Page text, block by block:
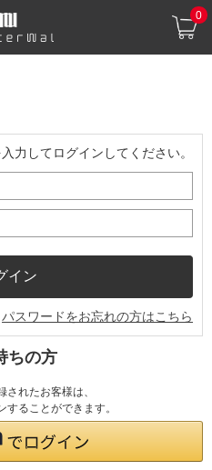
0
力してログインしてください。
パスワードをお忘れの方はこちら
ちの方
れたお客様は、
ることができます。